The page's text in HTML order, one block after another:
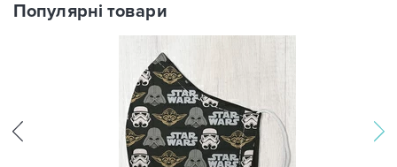
Популярні товари